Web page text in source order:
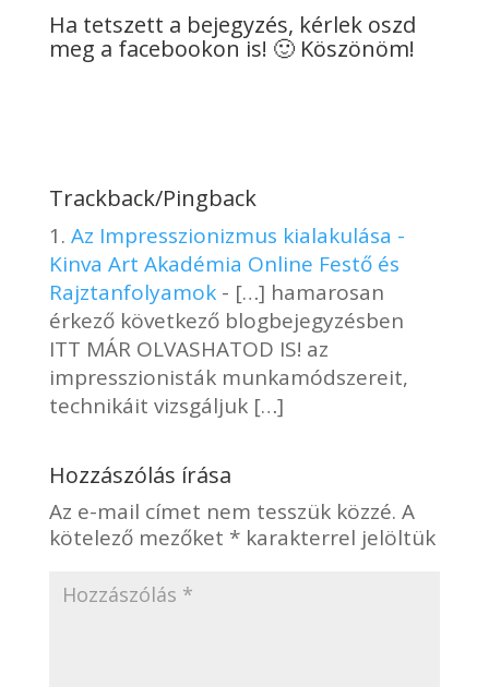
Ha tetszett a bejegyzés, kérlek oszd
meg a facebookon is! 🙂 Köszönöm!
Trackback/Pingback
Az Impresszionizmus kialakulása -
Kinva Art Akadémia Online Festő és
Rajztanfolyamok- […] hamarosan
érkező következő blogbejegyzésben
ITT MÁR OLVASHATOD IS! az
impresszionisták munkamódszereit,
technikáit vizsgáljuk […]
Hozzászólás írása
Az e-mail címet nem tesszük közzé. A
kötelező mezőket *karakterrel jelöltük